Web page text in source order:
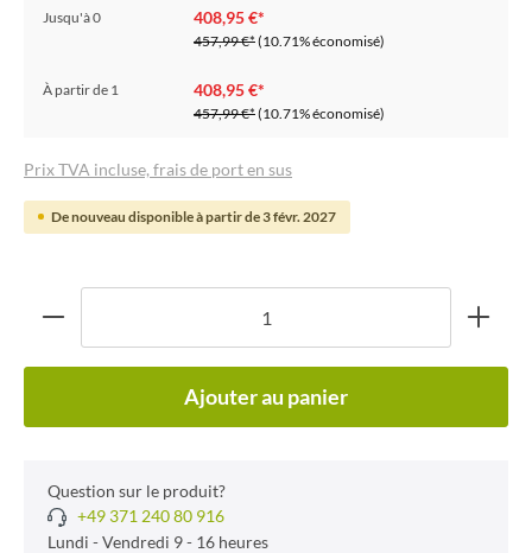
Jusqu'à0 408,95 €*
457,99 €*(10.71% économisé)
À partir de 1 408,95 €*
457,99 €*(10.71% économisé)
Prix TVA incluse, frais de port en sus
De nouveau disponible à partir de 3 févr. 2027
Ajouter au panier
Question sur le produit?
+49 371 240 80 916
Lundi - Vendredi 9 - 16 heures